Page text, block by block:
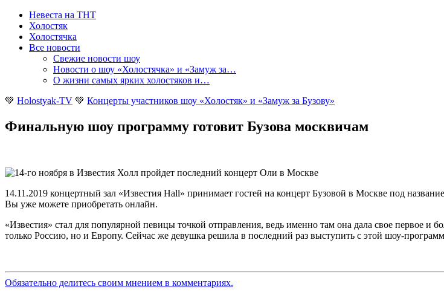
Невеста на ТНТ
Холостяк
Холостячка
Все новости
Свежие новости шоу
Новости о шоу «Холостячка» и «Замуж за…
О жизни самых ярких холостяков и…
💚 Holostyak-TV 💚 Концерты участников шоу «Холостяк» и «Замуж за Бузову»
Финальную шоу программу готовит Бузова москвичам
14.11.2019 концертный зал «Известия Hall» принимает гостей на концерт Бузовой в Москве под
Вы уже можете приобретать онлайн.
«Известия» стал для популярной певицы точкой отправления, ведь именно там она дала свое первое и
только Россию, но и Европу. Сейчас же девушка решила в последний раз выступить с этой шоу-
Обязательно делитесь своим мнением в комментариях.